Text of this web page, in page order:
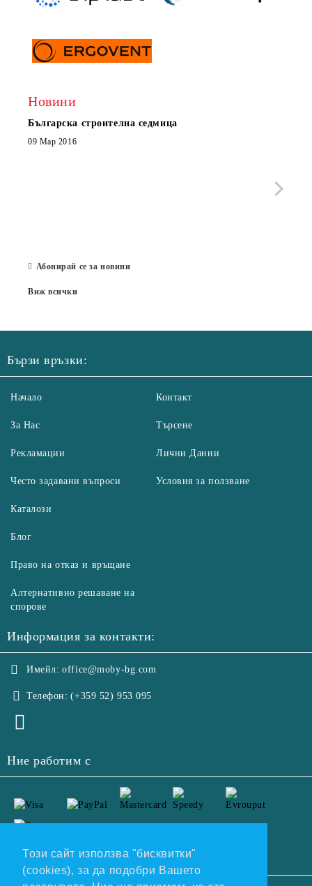
Този сайт използва "бисквитки"
(cookies), за да подобри Вашето
Новини
Българска строителна седмица
09 Мар 2016
Абонирай се за новини
Виж всички
Бързи връзки:
Начало
За Нас
Рекламации
Често задавани въпроси
Контакт
Търсене
Лични Данни
Условия за ползване
Каталози
Блог
Право на отказ и връщане
Алтернативно решаване на
спорове
Информация за контакти:
Имейл: office@moby-bg.com
Телефон: (+359 52) 953 095
Ние работим с